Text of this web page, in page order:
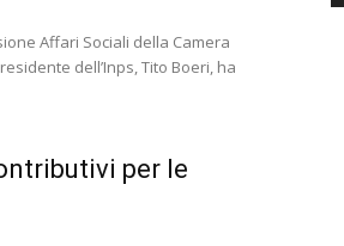
Affari Sociali della Camera
dell’Inps, Tito Boeri, ha
per le